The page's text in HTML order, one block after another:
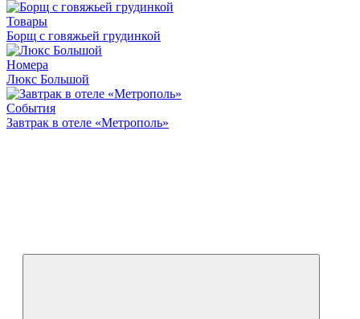
Товары
Борщ с говяжьей грудинкой
Номера
Люкс Большой
События
Завтрак в отеле «Метрополь»